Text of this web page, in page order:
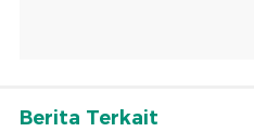
Berita Terkait